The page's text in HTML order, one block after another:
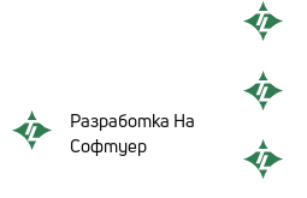
Разработка На
Софтуер